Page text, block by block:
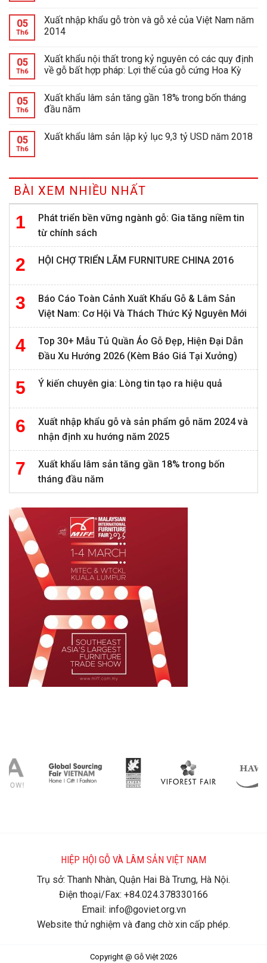
05
Th6
Xuất nhập khẩu gỗ tròn và gỗ xẻ của Việt Nam năm
2014
05
Th6
Xuất khẩu nội thất trong kỷ nguyên có các quy định
về gỗ bất hợp pháp: Lợi thế của gỗ cứng Hoa Kỳ
05
Th6
Xuất khẩu lâm sản tăng gần 18% trong bốn tháng
đầu năm
05
Th6
Xuất khẩu lâm sản lập kỷ lục 9,3 tỷ USD năm 2018
BÀI XEM NHIỀU NHẤT
Phát triển bền vững ngành gỗ: Gia tăng niềm tin
từ chính sách
HỘI CHỢ TRIỂN LÃM FURNITURE CHINA 2016
Báo Cáo Toàn Cảnh Xuất Khẩu Gỗ & Lâm Sản
Việt Nam: Cơ Hội Và Thách Thức Kỷ Nguyên Mới
Top 30+ Mẫu Tủ Quần Áo Gỗ Đẹp, Hiện Đại Dẫn
Đầu Xu Hướng 2026 (Kèm Báo Giá Tại Xưởng)
Ý kiến chuyên gia: Lòng tin tạo ra hiệu quả
Xuất nhập khẩu gỗ và sản phẩm gỗ năm 2024 và
nhận định xu hướng năm 2025
Xuất khẩu lâm sản tăng gần 18% trong bốn
tháng đầu năm
HIỆP HỘI GỖ VÀ LÂM SẢN VIỆT NAM
Trụ sở: Thanh Nhàn, Quận Hai Bà Trưng, Hà Nội.
Điện thoại/Fax: +84.024.378330166
Email: info@goviet.org.vn
Website thử nghiệm và đang chờ xin cấp phép.
Copyright @ Gỗ Việt 2026